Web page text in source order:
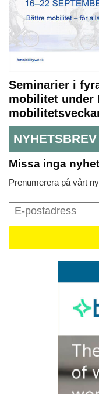
Seminarier i
mobilitet under
NYHETSBREV
Missa inga
Prenumerera på vårt